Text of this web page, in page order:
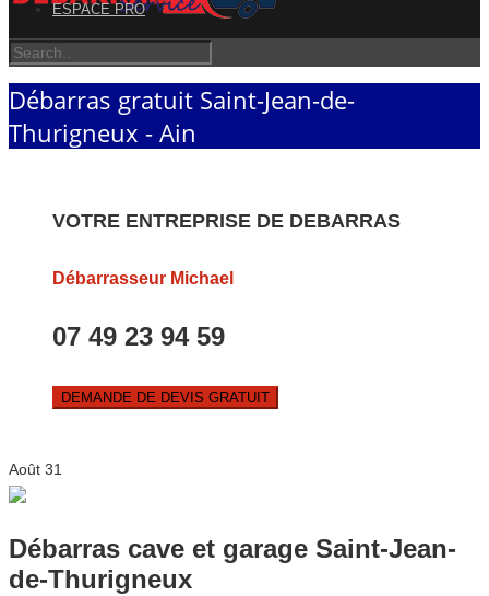
ESPACE PRO
Débarras gratuit Saint-Jean-de-
Thurigneux - Ain
VOTRE ENTREPRISE DE DEBARRAS
Débarrasseur Michael
07 49 23 94 59
DEMANDE DE DEVIS GRATUIT
Août 31
Débarras cave et garage Saint-Jean-
de-Thurigneux